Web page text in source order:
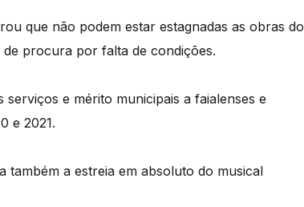
que não podem estar estagnadas as obras do
procura por falta de condições.
e mérito municipais a faialenses e
e 2021.
também a estreia em absoluto do musical